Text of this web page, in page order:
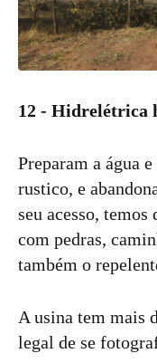
12 - Hidrelétrica
Preparam a água
rustico, e
seu acesso,
com pedras,
também o
A usina tem mais
legal de se